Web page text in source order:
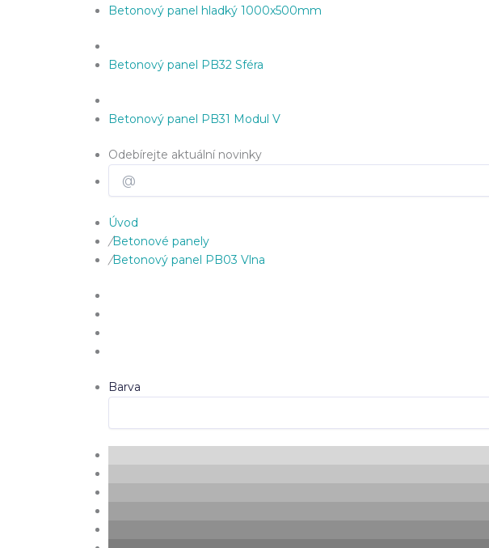
Betonový panel hladký 1000x500mm
Betonový panel PB32 Sféra
Betonový panel PB31 Modul V
Odebírejte aktuální novinky
Úvod
/Betonové panely
/Betonový panel PB03 Vlna
Barva